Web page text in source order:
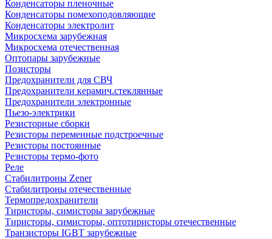
Конденсаторы пленочные
Конденсаторы помехоподовляющие
Конденсаторы электролит
Микросхема зарубежная
Микросхема отечественная
Оптопары зарубежные
Позисторы
Предохранители для СВЧ
Предохранители керамич.стеклянные
Предохранители электронные
Пьезо-электрики
Резисторные сборки
Резисторы переменные подстроечные
Резисторы постоянные
Резисторы термо-фото
Реле
Стабилитроны Zener
Стабилитроны отечественные
Термопредохранители
Тиристоры, симисторы зарубежные
Тиристоры, симисторы, оптотиристоры отечественные
Транзисторы IGBT зарубежные